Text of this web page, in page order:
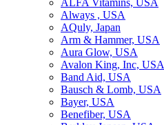
ALFA Vitamins, USA
Always , USA
AQuly, Japan
Arm & Hammer, USA
Aura Glow, USA
Avalon King, Inc, USA
Band Aid, USA
Bausch & Lomb, USA
Bayer, USA
Benefiber, USA